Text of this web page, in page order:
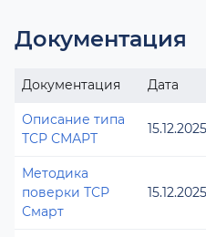
Документация
Документация Дата
Описание типа
ТСР СМАРТ
15.12.2025
Методика
поверки ТСР
Смарт
15.12.2025